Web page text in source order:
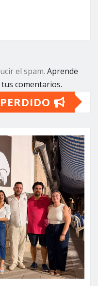
el spam. Aprende
comentarios.